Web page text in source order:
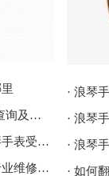
· 深圳浪琴维修服务地址(如何查询及联系)
· 浪琴手表受磁怎么办？（浪琴手表受磁）
· 浪琴手表表针脱落别慌张，专业维修技巧帮你迅速解决
· 浪琴
· 浪琴
· 浪琴